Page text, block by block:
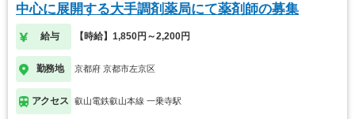
中心に展開する大手調剤薬局にて薬剤師の募集
給与 【時給】1,850円～2,200円
勤務地 京都府 京都市左京区
アクセス 叡山電鉄叡山本線 一乗寺駅